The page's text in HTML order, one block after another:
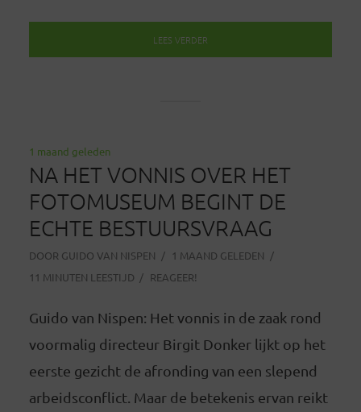
LEES VERDER
1 maand geleden
NA HET VONNIS OVER HET
FOTOMUSEUM BEGINT DE
ECHTE BESTUURSVRAAG
DOOR GUIDO VAN NISPEN
1 MAAND GELEDEN
11 MINUTEN LEESTIJD
REAGEER!
Guido van Nispen: Het vonnis in de zaak rond
voormalig directeur Birgit Donker lijkt op het
eerste gezicht de afronding van een slepend
arbeidsconflict. Maar de betekenis ervan reikt